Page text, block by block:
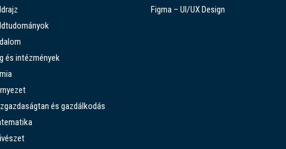
és intézmények
és gazdálkodás
Figma – UI/UX Design